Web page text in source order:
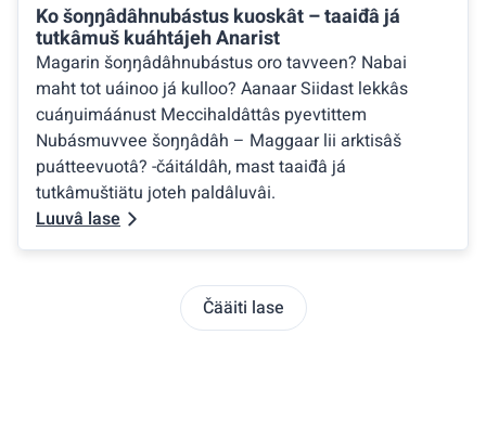
Ko šoŋŋâdâhnubástus kuoskât – taaiđâ já
tutkâmuš kuáhtájeh Anarist
Magarin šoŋŋâdâhnubástus oro tavveen? Nabai
maht tot uáinoo já kulloo? Aanaar Siidast lekkâs
cuáŋuimáánust Meccihaldâttâs pyevtittem
Nubásmuvvee šoŋŋâdâh – Maggaar lii arktisâš
puátteevuotâ? -čáitáldâh, mast taaiđâ já
tutkâmuštiätu joteh paldâluvâi.
Luuvâ lase
Čääiti lase